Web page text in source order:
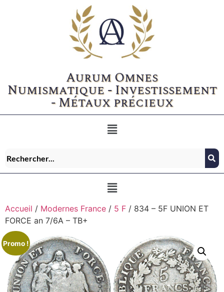
Aurum Omnes
Numismatique - Investissement
- Métaux précieux
Accueil / Modernes France / 5 F / 834 – 5F UNION ET
FORCE an 7/6A – TB+
Promo !